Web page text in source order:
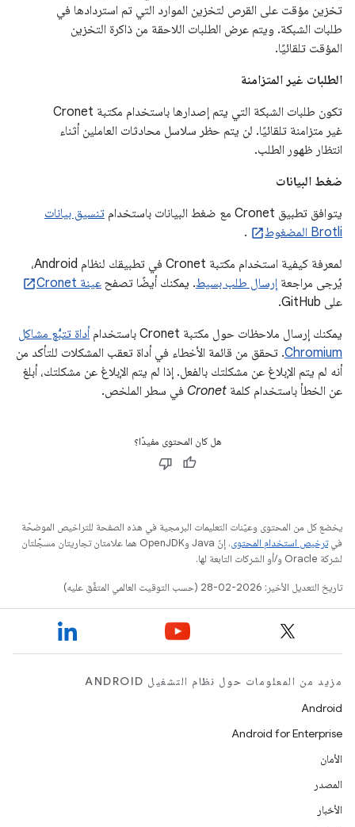
تخزين مؤقت على القرص لتخزين الموارد التي تم استردادها في
طلبات الشبكة. ويتم عرض الطلبات اللاحقة من ذاكرة التخزين
المؤقت تلقائيًا.
الطلبات غير المتزامنة
تكون طلبات الشبكة التي يتم إصدارها باستخدام مكتبة Cronet
غير متزامنة تلقائيًا. لن يتم حظر سلاسل محادثات العاملين أثناء
انتظار ظهور الطلب.
ضغط البيانات
يتوافق تطبيق Cronet مع ضغط البيانات باستخدام
تنسيق بيانات
Brotli المضغوط
.
لمعرفة كيفية استخدام مكتبة Cronet في تطبيقك لنظام Android،
يُرجى مراجعة إرسال طلب بسيط. يمكنك أيضًا تصفح عينة Cronet
على GitHub.
يمكنك إرسال ملاحظات حول مكتبة Cronet باستخدام
أداة تتبُّع مشاكل
Chromium. تحقق من قائمة الأخطاء في أداة تعقب المشكلات للتأكد من
أنه لم يتم الإبلاغ عن مشكلتك بالفعل. إذا لم يتم الإبلاغ عن مشكلتك، أبلغ
عن الخطأ باستخدام كلمة Cronet في سطر الملخص.
هل كان المحتوى مفيدًا؟
يخضع كل من المحتوى وعيّنات التعليمات البرمجية في هذه الصفحة للتراخيص الموضحّة
فيترخيص استخدام المحتوى
. إنّ Java وOpenJDK هما علامتان تجاريتان مسجَّلتان
لشركة Oracle و/أو الشركات التابعة لها.
تاريخ التعديل الأخير: 2026-02-28 (حسب التوقيت العالمي المتفَّق عليه)
مزيد من المعلومات حول نظام التشغيل ANDROID
Android
Android for Enterprise
الأمان
المصدر
الأخبار